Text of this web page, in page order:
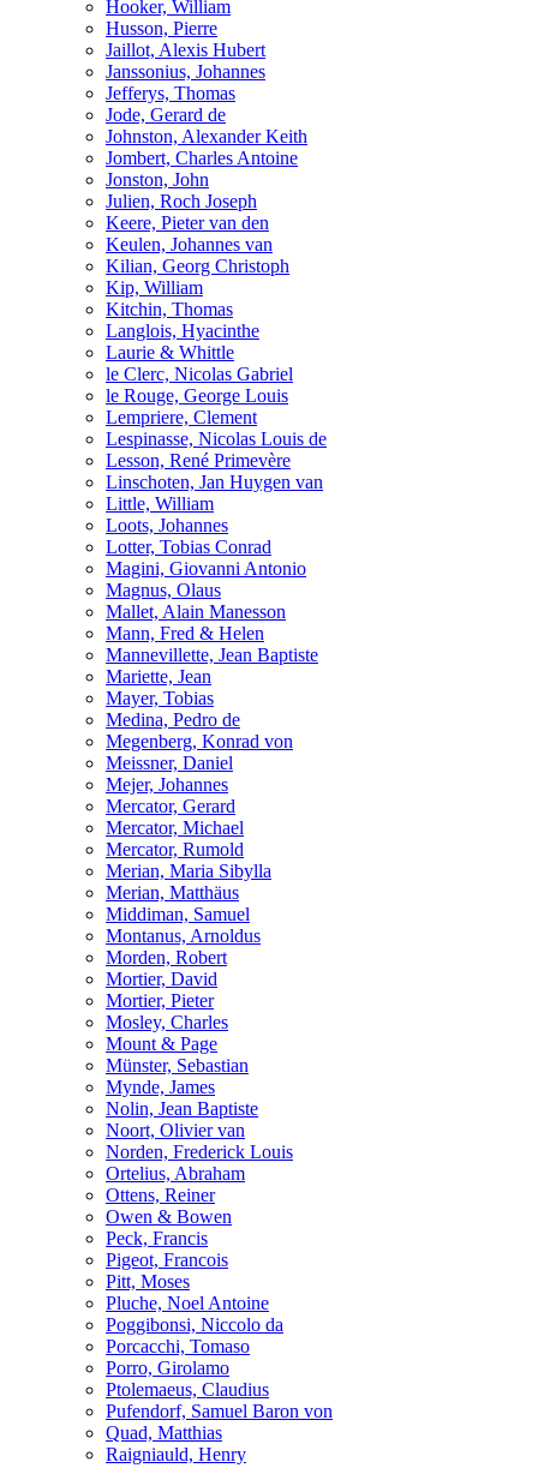
Hooker, William
Husson, Pierre
Jaillot, Alexis Hubert
Janssonius, Johannes
Jefferys, Thomas
Jode, Gerard de
Johnston, Alexander Keith
Jombert, Charles Antoine
Jonston, John
Julien, Roch Joseph
Keere, Pieter van den
Keulen, Johannes van
Kilian, Georg Christoph
Kip, William
Kitchin, Thomas
Langlois, Hyacinthe
Laurie & Whittle
le Clerc, Nicolas Gabriel
le Rouge, George Louis
Lempriere, Clement
Lespinasse, Nicolas Louis de
Lesson, René Primevère
Linschoten, Jan Huygen van
Little, William
Loots, Johannes
Lotter, Tobias Conrad
Magini, Giovanni Antonio
Magnus, Olaus
Mallet, Alain Manesson
Mann, Fred & Helen
Mannevillette, Jean Baptiste
Mariette, Jean
Mayer, Tobias
Medina, Pedro de
Megenberg, Konrad von
Meissner, Daniel
Mejer, Johannes
Mercator, Gerard
Mercator, Michael
Mercator, Rumold
Merian, Maria Sibylla
Merian, Matthäus
Middiman, Samuel
Montanus, Arnoldus
Morden, Robert
Mortier, David
Mortier, Pieter
Mosley, Charles
Mount & Page
Münster, Sebastian
Mynde, James
Nolin, Jean Baptiste
Noort, Olivier van
Norden, Frederick Louis
Ortelius, Abraham
Ottens, Reiner
Owen & Bowen
Peck, Francis
Pigeot, Francois
Pitt, Moses
Pluche, Noel Antoine
Poggibonsi, Niccolo da
Porcacchi, Tomaso
Porro, Girolamo
Ptolemaeus, Claudius
Pufendorf, Samuel Baron von
Quad, Matthias
Raigniauld, Henry